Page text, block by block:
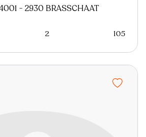
- 2930 BRASSCHAAT
2 105